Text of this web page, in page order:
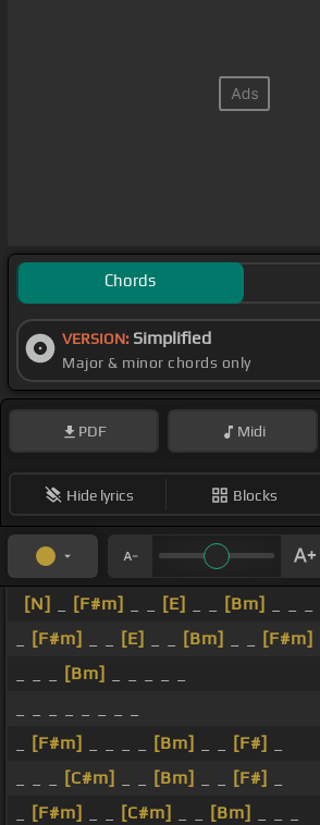
Chords
VERSION: Simplified
Major & minor chords only
PDF Midi
Hide lyrics Blocks
[N] [F#m] [E] [Bm]
[F#m] [E] [Bm] [F#m]
[Bm]
[F#m] [Bm] [F#]
[C#m] [Bm] [F#]
[F#m] [C#m] [Bm]